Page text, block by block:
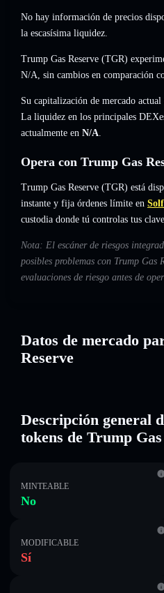
No hay información de precios
la escasísima liquidez.
Trump Gas Reserve (TGR)
N/A, sin cambios en comparación
Su capitalización de mercado
La liquidez en los principales
actualmente en N/A.
Opera con Trump Gas
Trump Gas Reserve (TGR) está
instante y fija órdenes límite en
custodia donde tú controlas tus
Nota: El escáner de riesgos
posibles problemas con Trump Gas
evaluaciones de riesgo antes de
Datos de mercado
Reserve
Descripción general
tokens de Trump
MINTEABLE
No
MODIFICABLE
Sí